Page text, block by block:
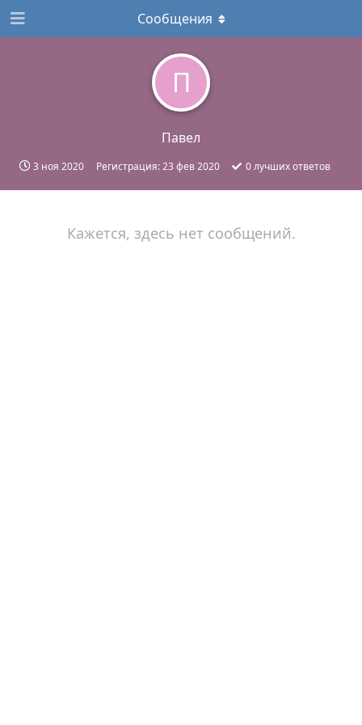
П
Павел
3 ноя 2020 Регистрация:23 фев 2020 0лучших ответов
Сообщения
Кажется, здесь нет сообщений.